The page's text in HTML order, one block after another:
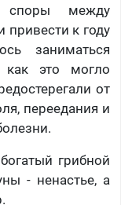
между
привести к году
заниматься
как это могло
от
переедания и
грибной
- ненастье, а